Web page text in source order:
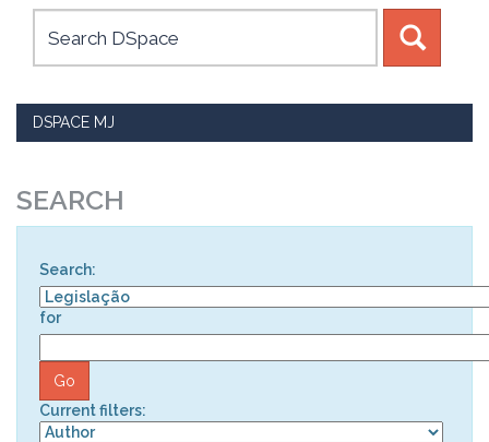
DSPACE MJ
SEARCH
Search:
for
Current filters: